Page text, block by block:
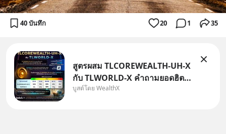
40 บันทึก 20 1 35
สูตรผสม TLCOREWEALTH-UH-X
กับ TLWORLD-X คำถามยอดฮิตที่
คนใช้ WealthX ถามเข้ามา
บูสต์โดย WealthX